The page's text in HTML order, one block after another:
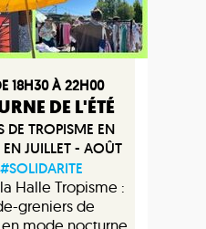
18H30 À 22H00
DE L'ÉTÉ
DE TROPISME EN
JUILLET - AOÛT
#SOLIDARITE
Halle Tropisme :
greniers de